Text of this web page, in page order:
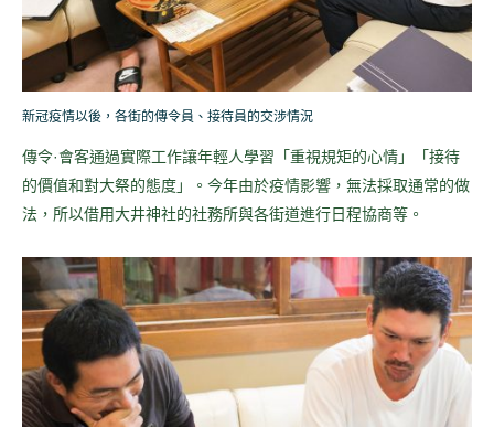
新冠疫情以後，各街的傳令員、接待員的交涉情況
傳令·會客通過實際工作讓年輕人學習「重視規矩的心情」「接待
的價值和對大祭的態度」。今年由於疫情影響，無法採取通常的做
法，所以借用大井神社的社務所與各街道進行日程協商等。